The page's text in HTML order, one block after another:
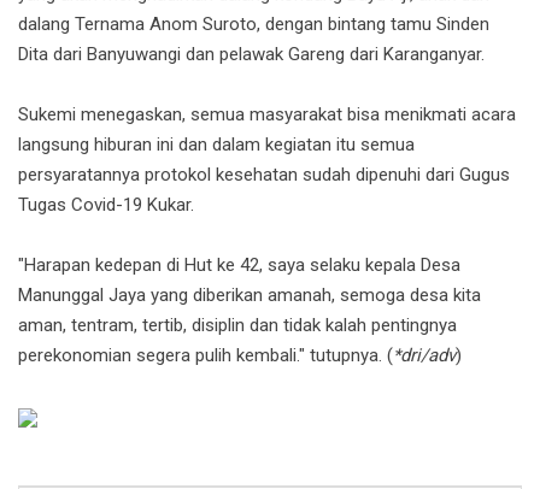
dalang Ternama Anom Suroto, dengan bintang tamu Sinden
Dita dari Banyuwangi dan pelawak Gareng dari Karanganyar.
Sukemi menegaskan, semua masyarakat bisa menikmati acara
langsung hiburan ini dan dalam kegiatan itu semua
persyaratannya protokol kesehatan sudah dipenuhi dari Gugus
Tugas Covid-19 Kukar.
"Harapan kedepan di Hut ke 42, saya selaku kepala Desa
Manunggal Jaya yang diberikan amanah, semoga desa kita
aman, tentram, tertib, disiplin dan tidak kalah pentingnya
perekonomian segera pulih kembali." tutupnya. (*dri/adv)